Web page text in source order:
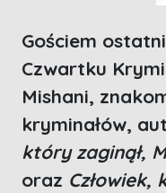
Gościem
Czwartku
Mishani,
kryminałów,
który zaginął,
oraz Człowiek,